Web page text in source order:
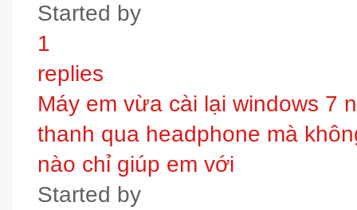
Started by
1
replies
Máy em vừa cài lại windows 7
thanh qua headphone mà
nào chỉ giúp em với
Started by